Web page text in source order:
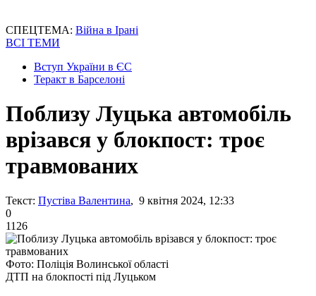
СПЕЦТЕМА: Війна в Ірані
ВСІ ТЕМИ
Вступ України в ЄС
Теракт в Барселоні
Поблизу Луцька автомобіль
врізався у блокпост: троє
травмованих
Текст: Пустіва Валентина, 9 квітня 2024, 12:33
0
1126
Фото: Поліція Волинської області
ДТП на блокпості під Луцьком